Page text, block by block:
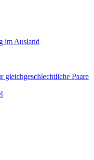
im Ausland
gleichgeschlechtliche Paare